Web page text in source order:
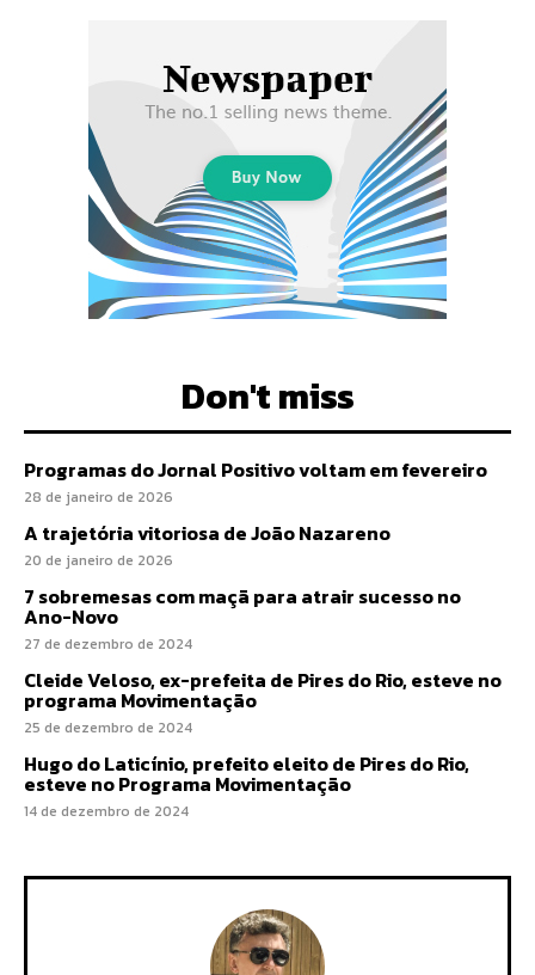
Don't miss
Programas do Jornal Positivo voltam em fevereiro
28 de janeiro de 2026
A trajetória vitoriosa de João Nazareno
20 de janeiro de 2026
7 sobremesas com maçã para atrair sucesso no
Ano-Novo
27 de dezembro de 2024
Cleide Veloso, ex-prefeita de Pires do Rio, esteve no
programa Movimentação
25 de dezembro de 2024
Hugo do Laticínio, prefeito eleito de Pires do Rio,
esteve no Programa Movimentação
14 de dezembro de 2024